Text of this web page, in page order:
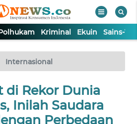
Kriminal Ekuin Sains-
Internasional
di Rekor Dunia
Inilah Saudara
Perbedaan